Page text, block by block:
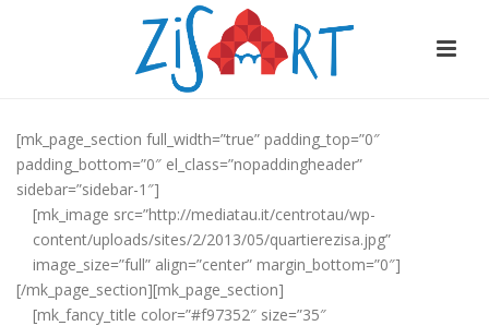
[mk_page_section full_width=”true” padding_top=”0″
padding_bottom=”0″ el_class=”nopaddingheader”
sidebar=”sidebar-1″]
[mk_image src=”http://mediatau.it/centrotau/wp-
content/uploads/sites/2/2013/05/quartierezisa.jpg”
image_size=”full” align=”center” margin_bottom=”0″]
[/mk_page_section][mk_page_section]
[mk_fancy_title color=”#f97352″ size=”35″